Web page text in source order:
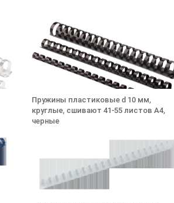
Пружины пластиковые d 10 мм,
круглые, сшивают 41-55 листов А4,
черные